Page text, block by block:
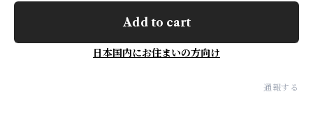
Add to cart
日本国内にお住まいの方向け
通報する